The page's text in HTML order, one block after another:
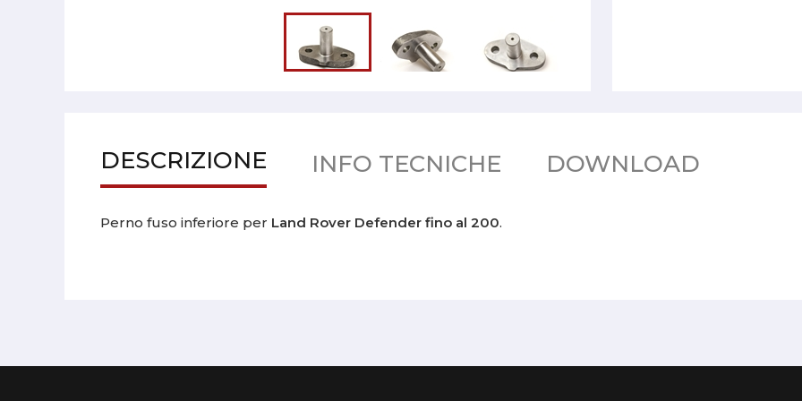
DESCRIZIONE INFO TECNICHE DOWNLOAD
Perno fuso inferiore per Land Rover Defender fino al 200.